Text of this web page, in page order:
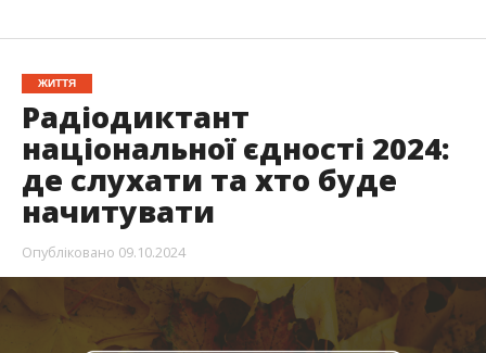
ЖИТТЯ
Радіодиктант
національної єдності 2024:
де слухати та хто буде
начитувати
Опубліковано 09.10.2024